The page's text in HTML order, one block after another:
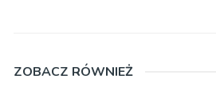
ZOBACZ RÓWNIEŻ